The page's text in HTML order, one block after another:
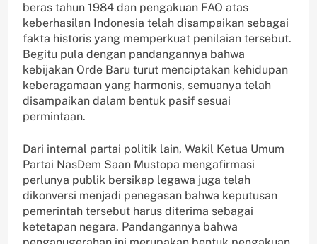
beras tahun 1984 dan pengakuan FAO atas
keberhasilan Indonesia telah disampaikan sebagai
fakta historis yang memperkuat penilaian tersebut.
Begitu pula dengan pandangannya bahwa
kebijakan Orde Baru turut menciptakan kehidupan
keberagamaan yang harmonis, semuanya telah
disampaikan dalam bentuk pasif sesuai
permintaan.
Dari internal partai politik lain, Wakil Ketua Umum
Partai NasDem Saan Mustopa mengafirmasi
perlunya publik bersikap legawa juga telah
dikonversi menjadi penegasan bahwa keputusan
pemerintah tersebut harus diterima sebagai
ketetapan negara. Pandangannya bahwa